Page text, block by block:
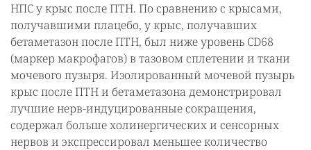
НПС у крыс после ПТН. По сравнению с крысами,
получавшими плацебо, у крыс, получавших
бетаметазон после ПТН, был ниже уровень CD68
(маркер макрофагов) в тазовом сплетении и ткани
мочевого пузыря. Изолированный мочевой пузырь
крыс после ПТН и бетаметазона демонстрировал
лучшие нерв-индуцированные сокращения,
содержал больше холинергических и сенсорных
нервов и экспрессировал меньшее количество